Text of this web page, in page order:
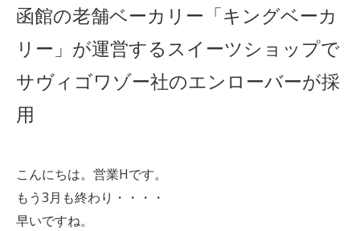
函館の老舗ベーカリー「キングベーカ
リー」が運営するスイーツショップで
サヴィゴワゾー社のエンローバーが採
用
こんにちは。営業Hです。
もう3月も終わり・・・・
早いですね。